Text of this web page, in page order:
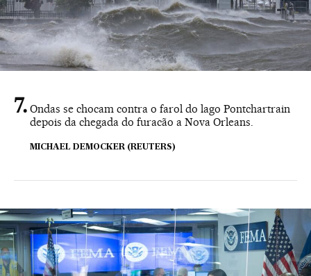
Ondas se chocam contra o farol do lago Pontchartrain
depois da chegada do furacão a Nova Orleans.
MICHAEL DEMOCKER (REUTERS)